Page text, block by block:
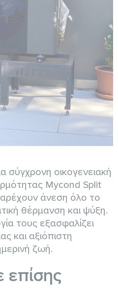
σύγχρονη οικογενειακή
Mycond Split
άνεση όλο το
θέρμανση και ψύξη.
τους εξασφαλίζει
και αξιόπιστη
ζωή.
επίσης